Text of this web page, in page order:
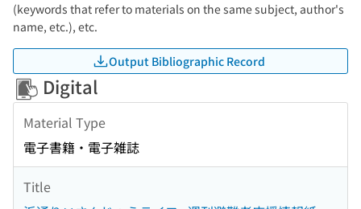
(keywords that refer to materials on the same subject, author's
name, etc.), etc.
Output Bibliographic Record
Digital
Material Type
電子書籍・電子雑誌
Title